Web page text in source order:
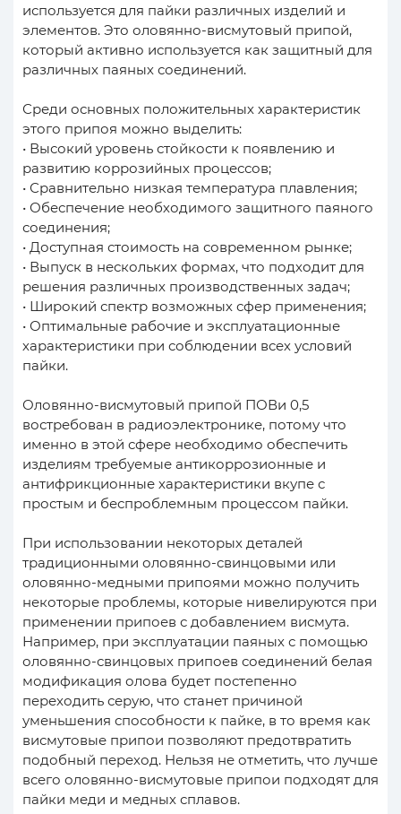
используется для пайки различных изделий и
элементов. Это оловянно-висмутовый припой,
который активно используется как защитный для
различных паяных соединений.
Среди основных положительных характеристик
этого припоя можно выделить:
• Высокий уровень стойкости к появлению и
развитию коррозийных процессов;
• Сравнительно низкая температура плавления;
• Обеспечение необходимого защитного паяного
соединения;
• Доступная стоимость на современном рынке;
• Выпуск в нескольких формах, что подходит для
решения различных производственных задач;
• Широкий спектр возможных сфер применения;
• Оптимальные рабочие и эксплуатационные
характеристики при соблюдении всех условий
пайки.
Оловянно-висмутовый припой ПОВи 0,5
востребован в радиоэлектронике, потому что
именно в этой сфере необходимо обеспечить
изделиям требуемые антикоррозионные и
антифрикционные характеристики вкупе с
простым и беспроблемным процессом пайки.
При использовании некоторых деталей
традиционными оловянно-свинцовыми или
оловянно-медными припоями можно получить
некоторые проблемы, которые нивелируются при
применении припоев с добавлением висмута.
Например, при эксплуатации паяных с помощью
оловянно-свинцовых припоев соединений белая
модификация олова будет постепенно
переходить серую, что станет причиной
уменьшения способности к пайке, в то время как
висмутовые припои позволяют предотвратить
подобный переход. Нельзя не отметить, что лучше
всего оловянно-висмутовые припои подходят для
пайки меди и медных сплавов.